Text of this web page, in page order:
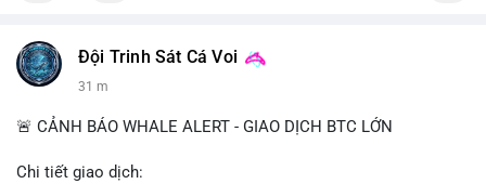
Đội Trinh Sát Cá Voi
31 m
🚨 CẢNH BÁO WHALE ALERT - GIAO DỊCH BTC LỚN
Chi tiết giao dịch: